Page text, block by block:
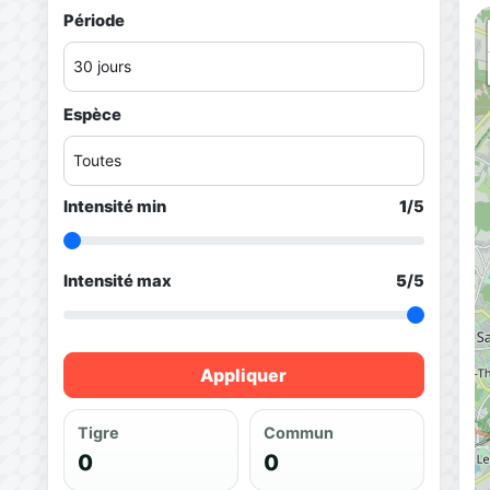
Période
Espèce
Intensité min 1/5
Intensité max 5/5
Appliquer
Tigre
0
Commun
0